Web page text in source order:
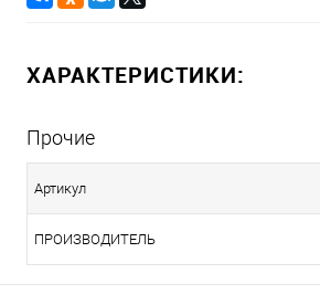
ХАРАКТЕРИСТИКИ:
Прочие
Артикул
ПРОИЗВОДИТЕЛЬ